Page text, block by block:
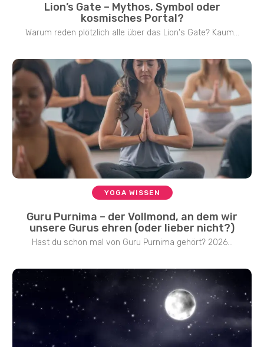
Lion’s Gate – Mythos, Symbol oder
kosmisches Portal?
Warum reden plötzlich alle über das Lion's Gate? Kaum...
YOGA WISSEN
Guru Purnima – der Vollmond, an dem wir
unsere Gurus ehren (oder lieber nicht?)
Hast du schon mal von Guru Purnima gehört? 2026...